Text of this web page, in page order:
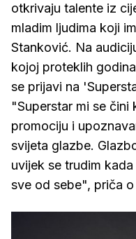
otkrivaju talente iz
mladim ljudima koji
Stanković. Na
kojoj proteklih
se prijavi na
"Superstar mi se
promociju i
svijeta glazbe.
uvijek se trudim
sve od sebe", priča